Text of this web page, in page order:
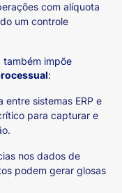
com alíquota
um controle
também impõe
:
entre sistemas ERP e
para capturar e
nos dados de
podem gerar glosas